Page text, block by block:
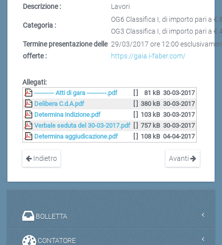
Descrizione :
Lavori
Categoria :
OG6 Classifica I, di importo pari a €
OG3 Classifica I, di importo pari a €
Termine presentazione delle
offerte :
29/03/2017 ore 12:00
https://gaia.i-faber.com/
Allegati:
---------- Atti di gara ----------.pdf 81 kB 30-03-2017
Delibera C.d.A.pdf
380 kB 30-03-2017
Determina indizione.pdf
103 kB 30-03-2017
Verbale seduta del 30-03-2017.pdf
757 kB 30-03-2017
Determina aggiudicazione.pdf
108 kB 04-04-2017
Indietro Avanti
BOLLETTA
CONTATORE